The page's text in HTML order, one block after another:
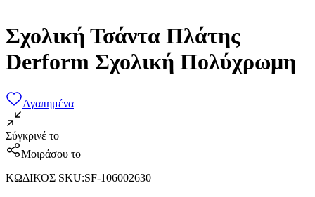
Σχολική Τσάντα Πλάτης
Derform Σχολική Πολύχρωμη
Αγαπημένα
Σύγκρινέ το
Μοιράσου το
ΚΩΔΙΚΟΣ SKU:SF-106002630